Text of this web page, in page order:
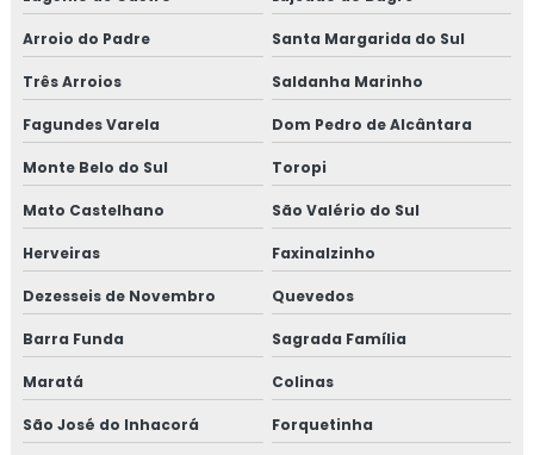
Arroio do Padre Santa Margarida do Sul
Três Arroios Saldanha Marinho
Fagundes Varela Dom Pedro de Alcântara
Monte Belo do Sul Toropi
Mato Castelhano São Valério do Sul
Herveiras Faxinalzinho
Dezesseis de Novembro Quevedos
Barra Funda Sagrada Família
Maratá Colinas
São José do Inhacorá Forquetinha